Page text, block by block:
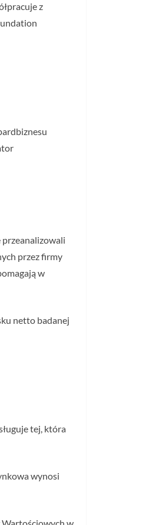
z
przez firmy
w
netto badanej
tej, która
wynosi